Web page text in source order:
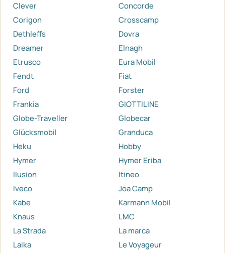
Clever
Concorde
Corigon
Crosscamp
Dethleffs
Dovra
Dreamer
Elnagh
Etrusco
Eura Mobil
Fendt
Fiat
Ford
Forster
Frankia
GIOTTILINE
Globe-Traveller
Globecar
Glücksmobil
Granduca
Heku
Hobby
Hymer
Hymer Eriba
Ilusion
Itineo
Iveco
Joa Camp
Kabe
Karmann Mobil
Knaus
LMC
La Strada
La marca
Laika
Le Voyageur